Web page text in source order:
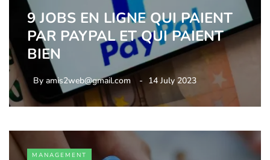
9 JOBS EN LIGNE QUI PAIENT
PAR PAYPAL ET QUI PAIENT
BIEN
By amis2web@gmail.com 14 July 2023
MANAGEMENT